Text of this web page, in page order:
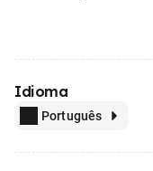
Idioma
Português